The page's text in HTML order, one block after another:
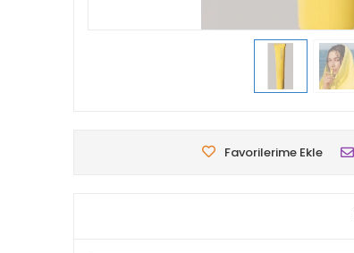
Favorilerime Ekle